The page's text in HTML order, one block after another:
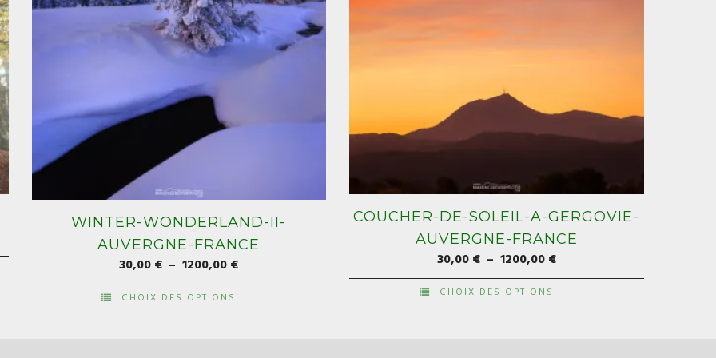
WINTER-WONDERLAND-II-
AUVERGNE-FRANCE
30,00€ – 1200,00€Plage
de
CHOIX DES OPTIONS
COUCHER-DE-SOLEIL-A-GERGOVIE-
AUVERGNE-FRANCE
30,00€ – 1200,00€Plage
de
CHOIX DES OPTIONS